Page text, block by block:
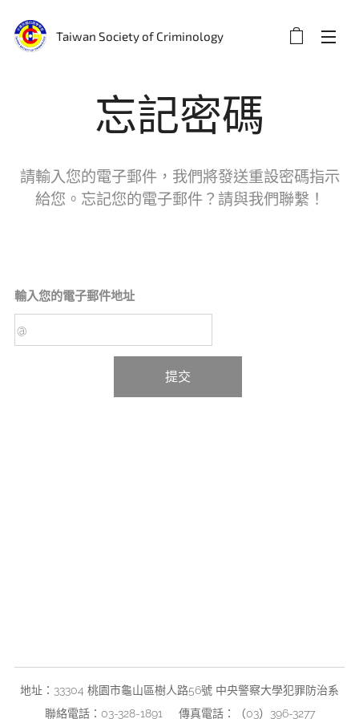
Taiwan Society of Criminology
忘記密碼
請輸入您的電子郵件，我們將發送重設密碼指示
給您。忘記您的電子郵件？請與我們聯繫！
輸入您的電子郵件地址
提交
地址：33304 桃園市龜山區樹人路56號 中央警察大學犯罪防治系
聯絡電話：03-328-1891 傳真電話：（03）396-3277